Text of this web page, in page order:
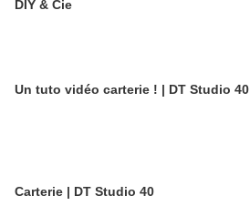
DIY & Cie
Un tuto vidéo carterie ! | DT Studio 40
Carterie | DT Studio 40